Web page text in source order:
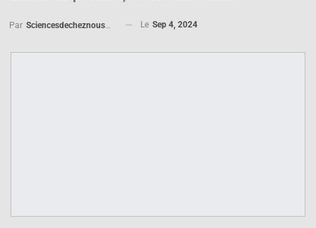
Par Sciencesdecheznous@gmail.com Le Sep 4, 2024